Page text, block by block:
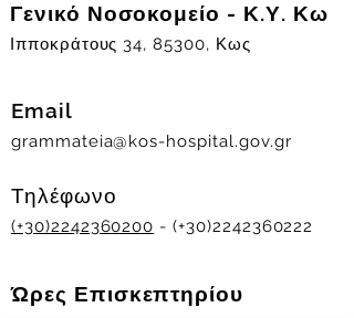
Γενικό Νοσοκομείο - Κ.Υ. Κω
Ιπποκράτους 34, 85300, Κως
Email
grammateia@kos-hospital.gov.gr
Τηλέφωνο
(+30)2242360200 - (+30)2242360222
Ώρες Επισκεπτηρίου